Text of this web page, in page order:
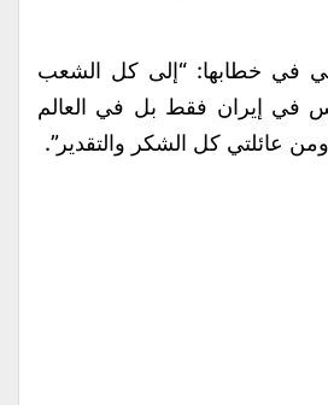
في خطابها: “إلى كل الشعب
في إيران فقط بل في العالم
عائلتي كل الشكر والتقدير”.